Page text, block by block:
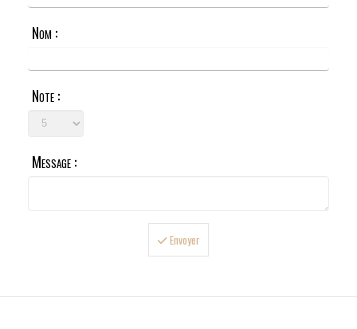
Nom :
Note :
Message :
Envoyer